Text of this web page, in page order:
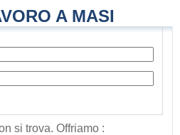
A MASI
si trova. Offriamo :